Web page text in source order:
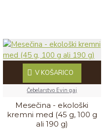
Čebelarstvo Evin gaj
Mesečina - ekološki
kremni med (45 g, 100 g
ali 190 g)
V KOŠARICO